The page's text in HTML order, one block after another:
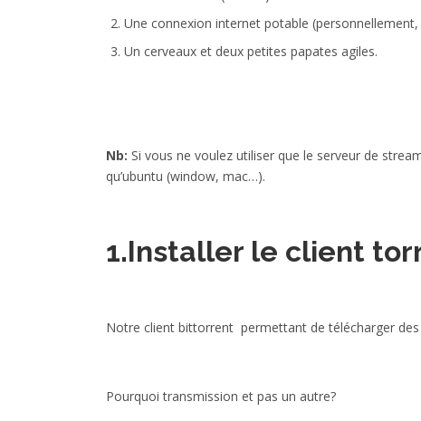
Une connexion internet potable
Un cerveaux et deux petites papates agiles.
Nb: Si vous ne voulez utiliser que le serveur de
qu’ubuntu (window, mac…).
1.Installer le client
Notre client bittorrent permettant de télécharger
Pourquoi transmission et pas un autre?